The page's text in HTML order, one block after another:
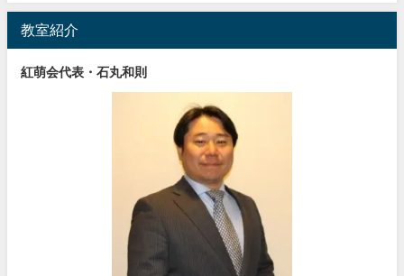
教室紹介
紅萌会代表・石丸和則